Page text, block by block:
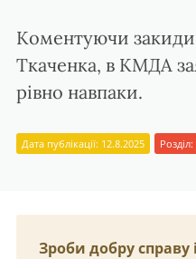
Коментуючи
Ткаченка, в КМДА
рівно навпаки.
Дата публікації: 12.8.2025 Розділ:
Зроби добру справу